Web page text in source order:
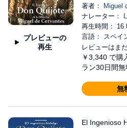
プレビューの
再生
著者：
Miguel
ナレーター：
再生時間： 16
言語： スペイ
レビューはま
￥3,340 で購
ラン30日間
無
El Ingenioso